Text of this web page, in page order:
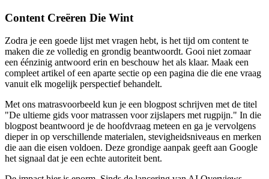
Content Creëren Die Wint
Zodra je een goede lijst met vragen hebt, is het tijd om content te
maken die ze volledig en grondig beantwoordt. Gooi niet zomaar
een éénzinig antwoord erin en beschouw het als klaar. Maak een
compleet artikel of een aparte sectie op een pagina die die ene vraag
vanuit elk mogelijk perspectief behandelt.
Met ons matrasvoorbeeld kun je een blogpost schrijven met de titel
"De ultieme gids voor matrassen voor zijslapers met rugpijn." In die
blogpost beantwoord je de hoofdvraag meteen en ga je vervolgens
dieper in op verschillende materialen, stevigheidsniveaus en merken
die aan die eisen voldoen. Deze grondige aanpak geeft aan Google
het signaal dat je een echte autoriteit bent.